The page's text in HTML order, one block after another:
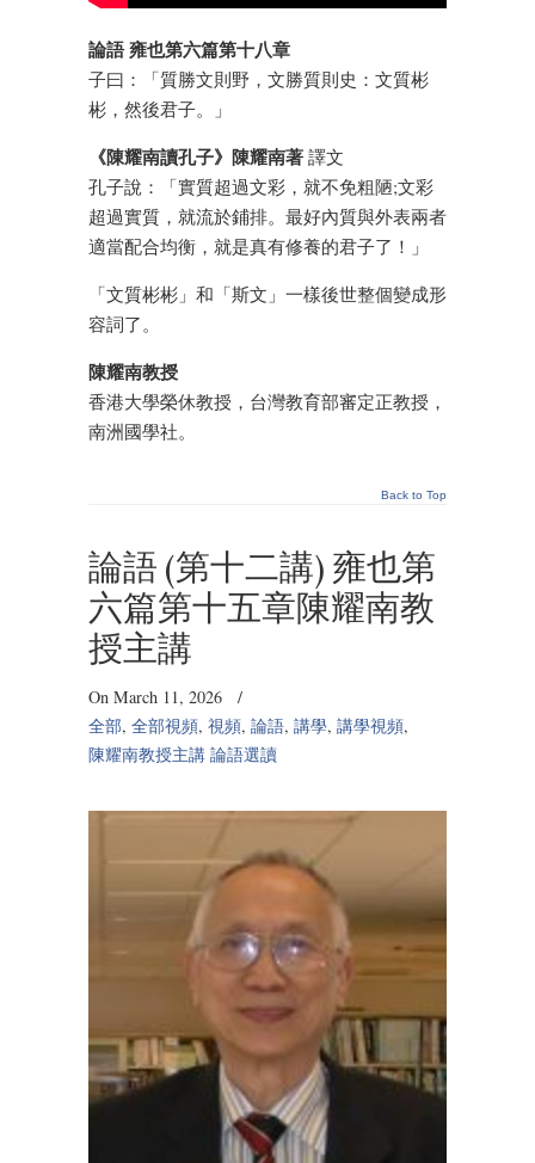
論語 雍也第六篇第十八章
子曰：「質勝文則野，文勝質則史：文質彬
彬，然後君子。」
《陳耀南讀孔子》陳耀南著 譯文
孔子說：「實質超過文彩，就不免粗陋;文彩
超過實質，就流於鋪排。最好內質與外表兩者
適當配合均衡，就是真有修養的君子了！」
「文質彬彬」和「斯文」一樣後世整個變成形
容詞了。
陳耀南教授
香港大學榮休教授，台灣教育部審定正教授，
南洲國學社。
Back to Top
論語 (第十二講) 雍也第
六篇第十五章陳耀南教
授主講
On March 11, 2026
/
全部, 全部視頻, 視頻, 論語, 講學, 講學視頻,
陳耀南教授主講 論語選讀